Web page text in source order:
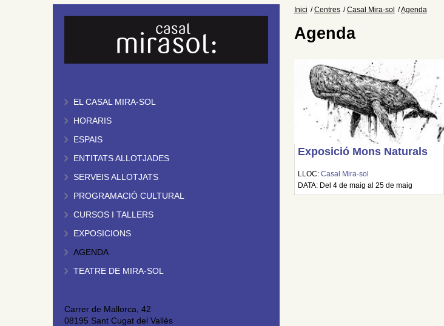
EL CASAL MIRA-SOL
HORARIS
ESPAIS
ENTITATS ALLOTJADES
SERVEIS ALLOTJATS
PROGRAMACIÓ CULTURAL
CURSOS I TALLERS
EXPOSICIONS
AGENDA
TEATRE DE MIRA-SOL
Carrer de Mallorca, 42
08195 Sant Cugat del Vallès
Inici Centres Casal Mira-sol Agenda
Agenda
Exposició Mons Naturals
LLOC: Casal Mira-sol
DATA: Del 4 de maig al 25 de maig